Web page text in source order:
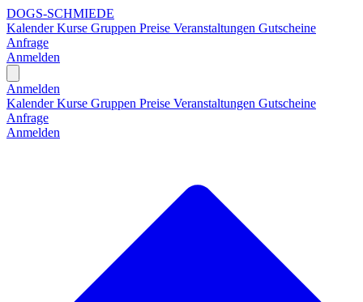
DOGS-SCHMIEDE
KalenderKurse Gruppen Preise Veranstaltungen Gutscheine
Anfrage
Anmelden
Anmelden
KalenderKurse Gruppen Preise Veranstaltungen Gutscheine
Anfrage
Anmelden